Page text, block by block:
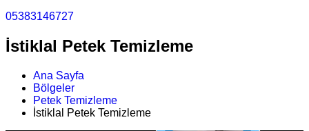
05383146727
İstiklal Petek Temizleme
Ana Sayfa
Bölgeler
Petek Temizleme
İstiklal Petek Temizleme